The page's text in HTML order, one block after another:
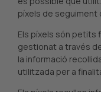
píxels de seguiment
Els píxels són petits
gestionat a través
la informació
utilitzada per a